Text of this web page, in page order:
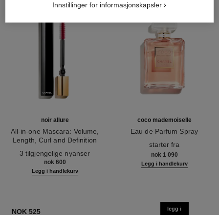
noir allure
All-in-one Mascara: Volume,
Length, Curl and Definition
3 tilgjengelige nyanser
nok 600
Legg i handlekurv
coco mademoiselle
Eau de Parfum Spray
starter fra
nok 1 090
Legg i handlekurv
NOK 525
legg i
Innstillinger for informasjonskapsler